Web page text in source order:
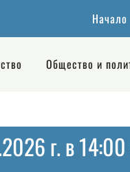
Начало
Общество и
г. в